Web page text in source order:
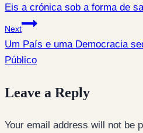
navigation
Eis a crónica sob a forma de
Next
Um País e uma Democracia
Público
Leave a Reply
Your email address will not be